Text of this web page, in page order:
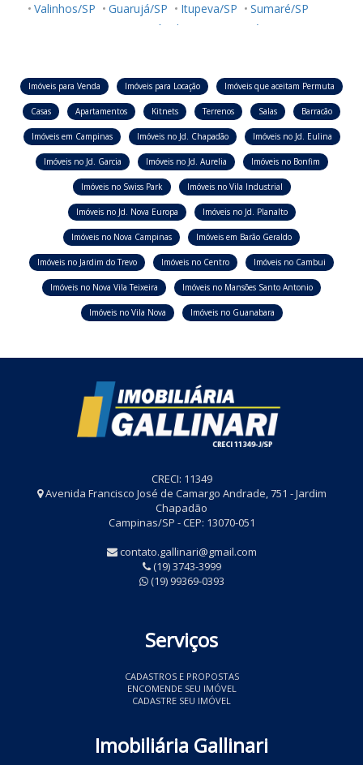
Valinhos/SP
Guarujá/SP Itupeva/SP
Sumaré/SP
Cosmópolis/SP Jaguariúna/SP
Imóveis para Venda Imóveis para Locação Imóveis que aceitam Permuta
Casas Apartamentos Kitnets Terrenos Salas Barracão
Imóveis em Campinas Imóveis no Jd. Chapadão Imóveis no Jd. Eulina
Imóveis no Jd. Garcia Imóveis no Jd. Aurelia Imóveis no Bonfim
Imóveis no Swiss Park Imóveis no Vila Industrial
Imóveis no Jd. Nova Europa Imóveis no Jd. Planalto
Imóveis no Nova Campinas Imóveis em Barão Geraldo
Imóveis no Jardim do Trevo Imóveis no Centro Imóveis no Cambui
Imóveis no Nova Vila Teixeira Imóveis no Mansões Santo Antonio
Imóveis no Vila Nova Imóveis no Guanabara
CRECI: 11349
Avenida Francisco José de Camargo Andrade, 751 - Jardim
Chapadão
Campinas/SP - CEP: 13070-051
contato.gallinari@gmail.com
(19) 3743-3999
(19) 99369-0393
Serviços
CADASTROS E PROPOSTAS
ENCOMENDE SEU IMÓVEL
CADASTRE SEU IMÓVEL
Imobiliária Gallinari